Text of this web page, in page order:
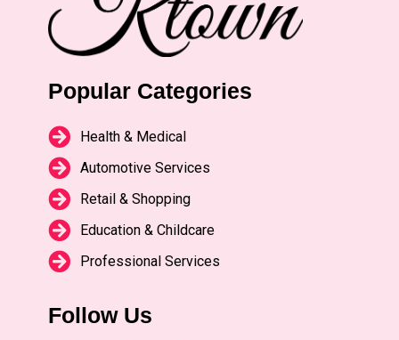
Popular Categories
Health & Medical
Automotive Services
Retail & Shopping
Education & Childcare
Professional Services
Follow Us